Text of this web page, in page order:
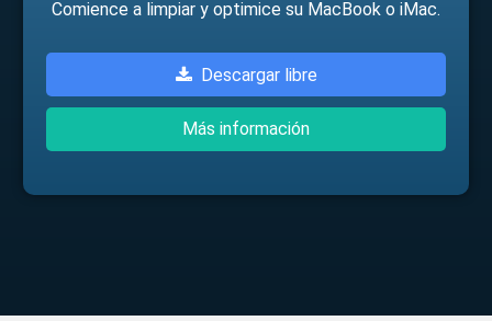
Comience a limpiar y optimice su MacBook o iMac.
Descargar libre
Más información